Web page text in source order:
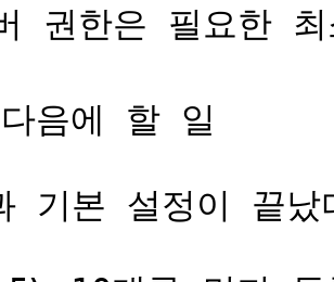
권한은 필요한 최
음에 할 일
기본 설정이 끝